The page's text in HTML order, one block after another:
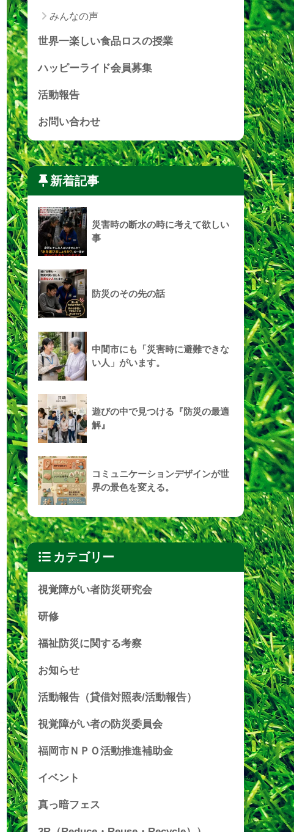
みんなの声
世界一楽しい食品ロスの授業
ハッピーライド会員募集
活動報告
お問い合わせ
新着記事
災害時の断水の時に考えて欲しい
事
防災のその先の話
中間市にも「災害時に避難できな
い人」がいます。
遊びの中で見つける『防災の最適
解』
コミュニケーションデザインが世
界の景色を変える。
カテゴリー
視覚障がい者防災研究会
研修
福祉防災に関する考察
お知らせ
活動報告（貸借対照表/活動報告）
視覚障がい者の防災委員会
福岡市ＮＰＯ活動推進補助金
イベント
真っ暗フェス